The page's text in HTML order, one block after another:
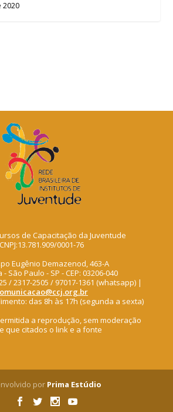
2020
de Capacitação da Juventude
CNPJ:13.781.909/0001-76
Eugênio Demazenod, 463-A
São Paulo - SP - CEP: 03206-040
/ 2317-2505 / 97017-1361 (whatsapp) |
das 8h às 17h (segunda a sexta)
a reprodução, sem moderação
que citados o link e a fonte
por Prima Estúdio